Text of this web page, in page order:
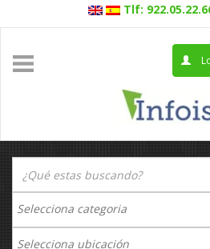
Tlf: